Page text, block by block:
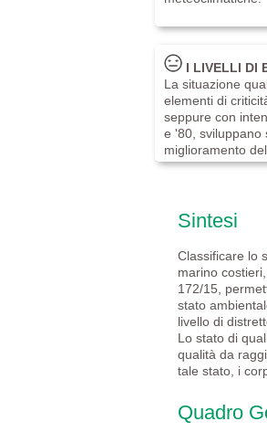
I LIVELLI DI
La situazione
elementi di
seppure con
e '80, sviluppano
miglioramento
Sintesi
Classificare lo
marino
172/15,
stato
livello di
Lo stato di
qualità da
tale stato, i
Quadro